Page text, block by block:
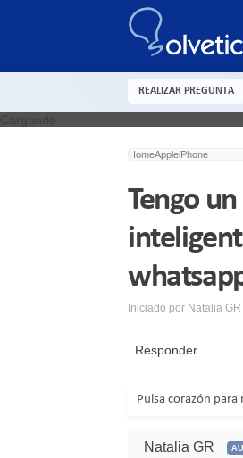
REALIZAR PREGUNTA
HomeAppleiPhone
Tengo
Iniciado por Natalia GR
Responder
Pulsa corazón para
Natalia GR